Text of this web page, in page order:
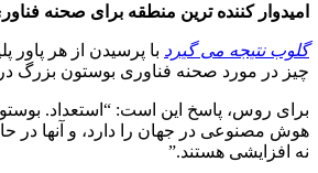
امیدوار کننده ترین منطقه برای صحنه
گلوب نتیجه می گیرد با پرسیدن از هر پاور
چیز در مورد صحنه فناوری بوستون
برای روس، پاسخ این است: “استعداد.
هوش مصنوعی در جهان را دارد، و آنها در
نه افزایشی هستند.”